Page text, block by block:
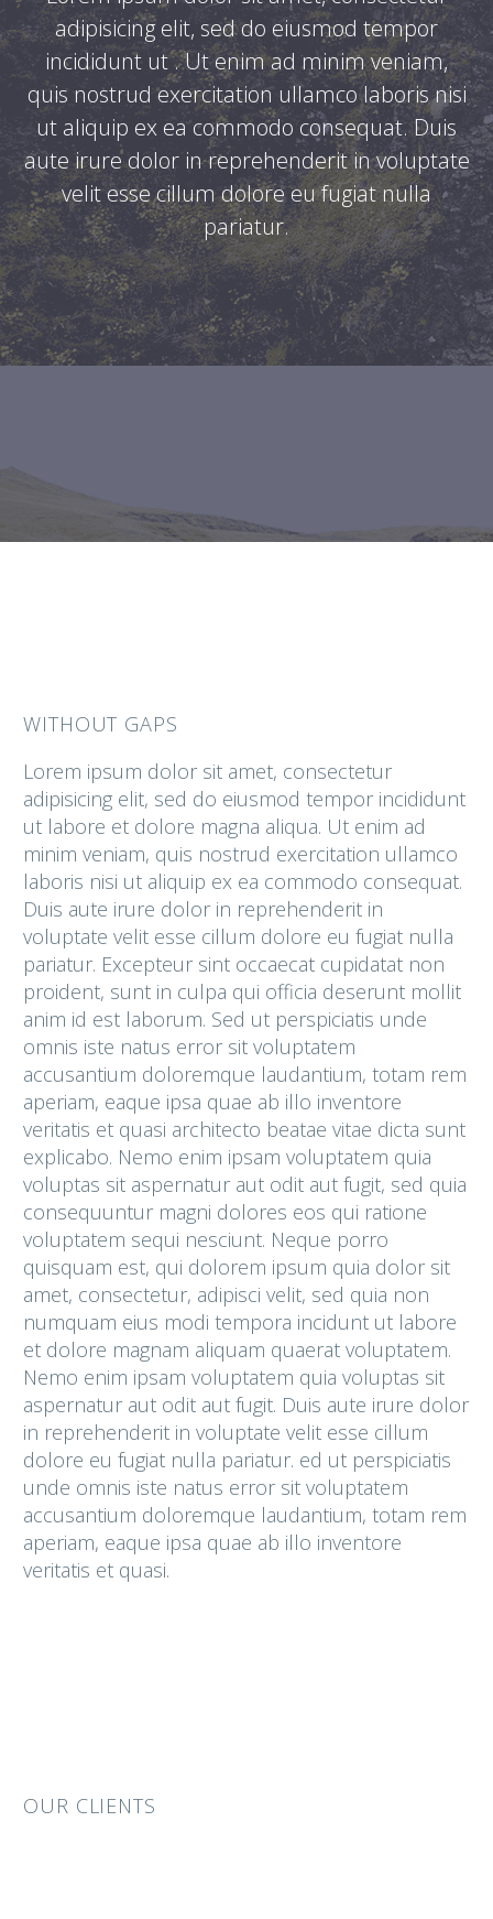
adipisicing elit, sed do eiusmod tempor
incididunt ut . Ut enim ad minim veniam,
quis nostrud exercitation ullamco laboris nisi
ut aliquip ex ea commodo consequat. Duis
aute irure dolor in reprehenderit in voluptate
velit esse cillum dolore eu fugiat nulla
pariatur.
WITHOUT GAPS
Lorem ipsum dolor sit amet, consectetur
adipisicing elit, sed do eiusmod tempor incididunt
ut labore et dolore magna aliqua. Ut enim ad
minim veniam, quis nostrud exercitation ullamco
laboris nisi ut aliquip ex ea commodo consequat.
Duis aute irure dolor in reprehenderit in
voluptate velit esse cillum dolore eu fugiat nulla
pariatur. Excepteur sint occaecat cupidatat non
proident, sunt in culpa qui officia deserunt mollit
anim id est laborum. Sed ut perspiciatis unde
omnis iste natus error sit voluptatem
accusantium doloremque laudantium, totam rem
aperiam, eaque ipsa quae ab illo inventore
veritatis et quasi architecto beatae vitae dicta sunt
explicabo. Nemo enim ipsam voluptatem quia
voluptas sit aspernatur aut odit aut fugit, sed quia
consequuntur magni dolores eos qui ratione
voluptatem sequi nesciunt. Neque porro
quisquam est, qui dolorem ipsum quia dolor sit
amet, consectetur, adipisci velit, sed quia non
numquam eius modi tempora incidunt ut labore
et dolore magnam aliquam quaerat voluptatem.
Nemo enim ipsam voluptatem quia voluptas sit
aspernatur aut odit aut fugit. Duis aute irure dolor
in reprehenderit in voluptate velit esse cillum
dolore eu fugiat nulla pariatur. ed ut perspiciatis
unde omnis iste natus error sit voluptatem
accusantium doloremque laudantium, totam rem
aperiam, eaque ipsa quae ab illo inventore
veritatis et quasi.
OUR CLIENTS